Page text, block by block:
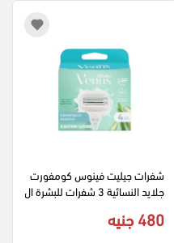
جلايد النسائية 3 شفرات للبشرة ال
480 جنيه